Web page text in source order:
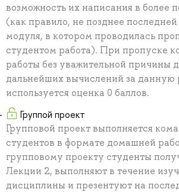
возможность их написания в более
(как правило, не позднее
модуля, в котором проводилась
студентом работа). При пропуске
работы без уважительной причины
дальнейших вычислений за данную
используется оценка 0 баллов.
Группой проект
Групповой проект выполняется
студентов в формате домашней
групповому проекту студенты
Лекции 2, выполняют в течение
дисциплины и презентуют на